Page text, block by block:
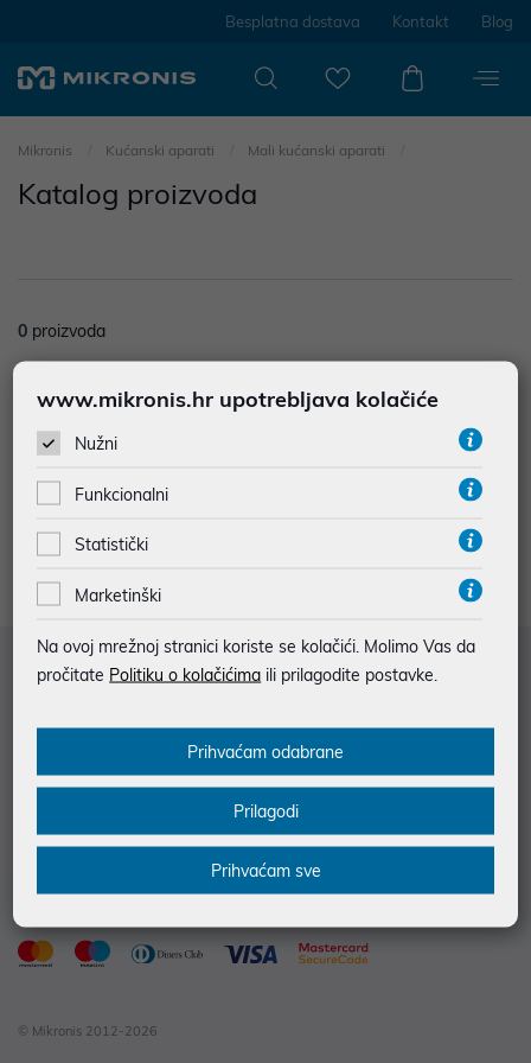
Besplatna dostava Kontakt Blog
Mikronis Kućanski aparati Mali kućanski aparati
Katalog proizvoda
0 proizvoda
Nisu prodađeni rezultati u kategoriji
Filtriraj
proizvoda
Služba za korisnike
© Mikronis 2012-2026
www.mikronis.hr upotrebljava kolačiće
Nužni
Funkcionalni
Statistički
Marketinški
Na ovoj mrežnoj stranici koriste se kolačići. Molimo Vas da
pročitate Politiku o kolačićima ili prilagodite postavke.
Prihvaćam odabrane
Prilagodi
Prihvaćam sve